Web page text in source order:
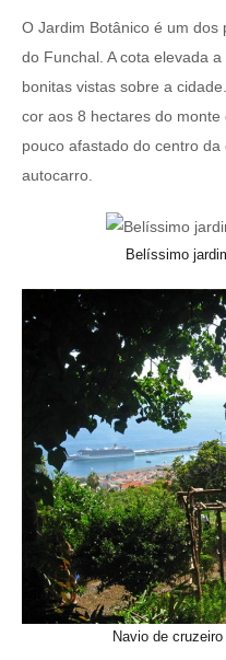
O Jardim Botânico é um dos
do Funchal. A cota elevada
bonitas vistas sobre a
cor aos 8 hectares do
pouco afastado do centro
autocarro.
Belíssimo
Navio de